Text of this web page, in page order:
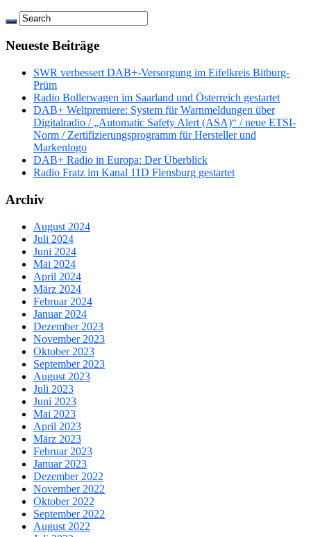
Neueste Beiträge
SWR verbessert DAB+-Versorgung im Eifelkreis Bitburg-
Prüm
Radio Bollerwagen im Saarland und Österreich gestartet
DAB+ Weltpremiere: System für Warnmeldungen über
Digitalradio / „Automatic Safety Alert (ASA)“ / neue ETSI-
Norm / Zertifizierungsprogramm für Hersteller und
Markenlogo
DAB+ Radio in Europa: Der Überblick
Radio Fratz im Kanal 11D Flensburg gestartet
Archiv
August 2024
Juli 2024
Juni 2024
Mai 2024
April 2024
März 2024
Februar 2024
Januar 2024
Dezember 2023
November 2023
Oktober 2023
September 2023
August 2023
Juli 2023
Juni 2023
Mai 2023
April 2023
März 2023
Februar 2023
Januar 2023
Dezember 2022
November 2022
Oktober 2022
September 2022
August 2022